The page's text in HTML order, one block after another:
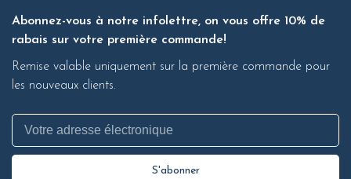
Abonnez-vous à notre infolettre, on vous offre 10% de
rabais sur votre première commande!
Remise valable uniquement sur la première commande pour
les nouveaux clients.
S'abonner